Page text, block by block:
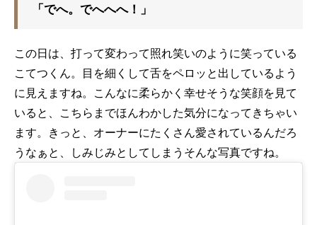
「でへ。でへへへ！」
この日は、打って変わって照れ笑いのように笑っている
こてつくん。目を細くして舌をペロッと出しているよう
に見えますね。こんなに柔らかく幸せそうな笑顔を見て
いると、こちらまでほんわかした気分になってきちゃい
ます。きっと、オーナーにたくさん愛されているんだろ
うなぁと、しみじみとしてしまうそんな写真ですね。